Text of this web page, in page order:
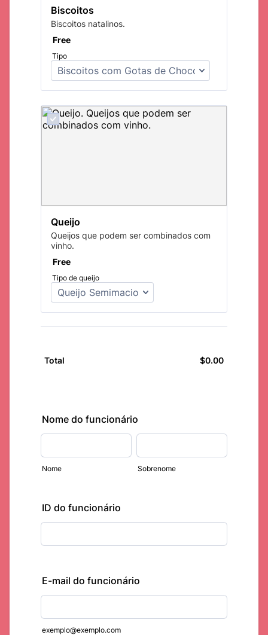
Biscoitos
Biscoitos natalinos.
Free
Free
Tipo
Queijo
Queijos que podem ser combinados com
vinho.
Free
Free
Tipo de queijo
Total $0.00
$0.00
Nome do funcionário
Nome Sobrenome
ID do funcionário
E-mail do funcionário
exemplo@exemplo.com